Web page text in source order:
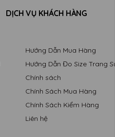
DỊCH VỤ KHÁCH HÀNG
Hướng Dẫn Mua Hàng
Hướng Dẫn Đo Size Trang
Chính sách
Chính Sách Mua Hàng
Chính Sách Kiểm Hàng
Liên hệ